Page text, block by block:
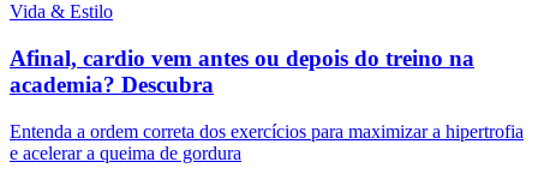
Vida & Estilo
Afinal, cardio vem antes ou depois do treino na
academia? Descubra
Entenda a ordem correta dos exercícios para maximizar a hipertrofia
e acelerar a queima de gordura